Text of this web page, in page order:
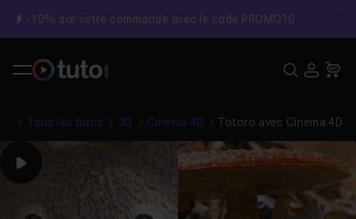
-10% sur votre commande avec le code PROMO10
Tous les tutos 3D Cinema 4D Totoro avec Cinema 4D
Play